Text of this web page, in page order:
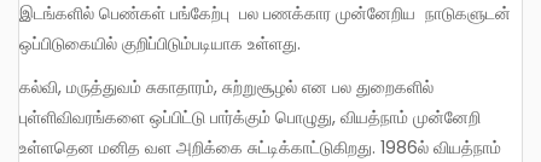
இடங்களில் பெண்கள் பங்கேற்பு பல பணக்கார முன்னேறிய நாடுகளுடன்
ஒப்பிடுகையில் குறிப்பிடும்படியாக உள்ளது.
கல்வி, மருத்துவம் சுகாதாரம், சுற்றுசூழல் என பல துறைகளில்
புள்ளிவிவரங்களை ஒப்பிட்டு பார்க்கும் பொழுது, வியத்நாம் முன்னேறி
உள்ளதென மனித வள அறிக்கை சுட்டிக்காட்டுகிறது. 1986ல் வியத்நாம்